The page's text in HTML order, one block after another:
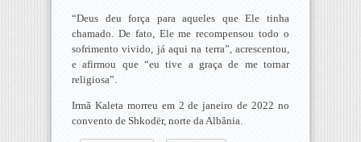
“Deus deu força para aqueles que Ele tinha
chamado. De fato, Ele me recompensou todo o
sofrimento vivido, já aqui na terra”, acrescentou,
e afirmou que “eu tive a graça de me tornar
religiosa”.
Irmã Kaleta morreu em 2 de janeiro de 2022 no
convento de Shkodër, norte da Albânia.